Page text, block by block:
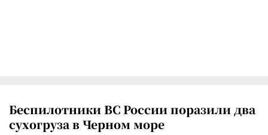
Беспилотники ВС России поразили два
сухогруза в Черном море